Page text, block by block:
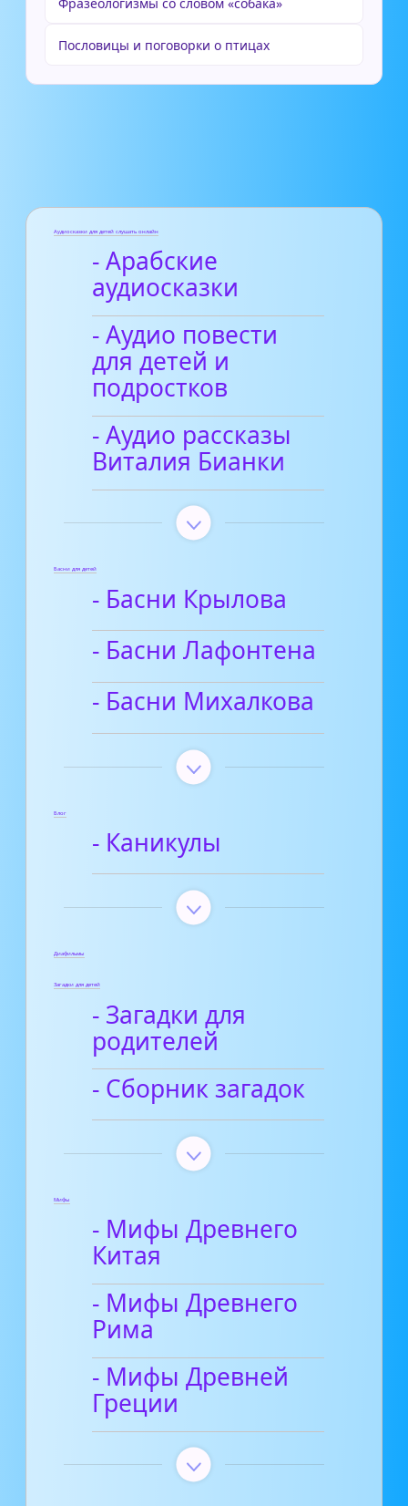
Пословицы и поговорки о птицах
Аудиосказки для детей слушать онлайн
- Арабские
аудиосказки
- Аудио повести
для детей и
подростков
- Аудио рассказы
Виталия Бианки
Басни для детей
- Басни Крылова
- Басни Лафонтена
- Басни Михалкова
Блог
- Каникулы
Диафильмы
Загадки для детей
- Загадки для
родителей
- Сборник загадок
Мифы
- Мифы Древнего
Китая
- Мифы Древнего
Рима
- Мифы Древней
Греции